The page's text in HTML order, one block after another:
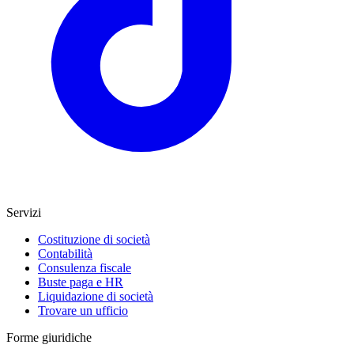
Servizi
Costituzione di società
Contabilità
Consulenza fiscale
Buste paga e HR
Liquidazione di società
Trovare un ufficio
Forme giuridiche